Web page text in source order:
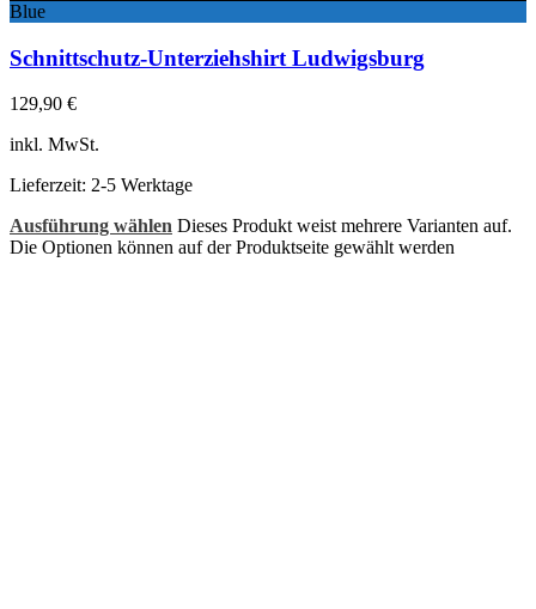
Blue
Schnittschutz-Unterziehshirt Ludwigsburg
129,90 €
inkl. MwSt.
Lieferzeit: 2-5 Werktage
Ausführung wählen Dieses Produkt weist mehrere Varianten auf.
Die Optionen können auf der Produktseite gewählt werden